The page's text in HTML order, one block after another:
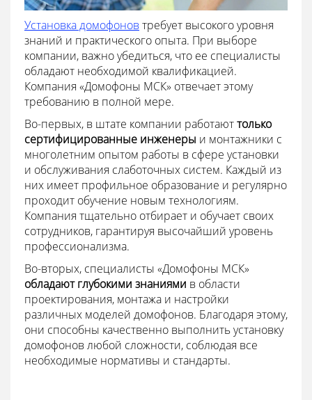
Установка домофоновтребует высокого уровня
знаний и практического опыта. При выборе
компании, важно убедиться, что ее специалисты
обладают необходимой квалификацией.
Компания «Домофоны МСК» отвечает этому
требованию в полной мере.
Во-первых, в штате компании работаюттолько
сертифицированные инженеры и монтажники с
многолетним опытом работы в сфере установки
и обслуживания слаботочных систем. Каждый из
них имеет профильное образование и регулярно
проходит обучение новым технологиям.
Компания тщательно отбирает и обучает своих
сотрудников, гарантируя высочайший уровень
профессионализма.
Во-вторых, специалисты «Домофоны МСК»
обладают глубокими знаниями в области
проектирования, монтажа и настройки
различных моделей домофонов. Благодаря этому,
они способны качественно выполнить установку
домофонов любой сложности, соблюдая все
необходимые нормативы и стандарты.